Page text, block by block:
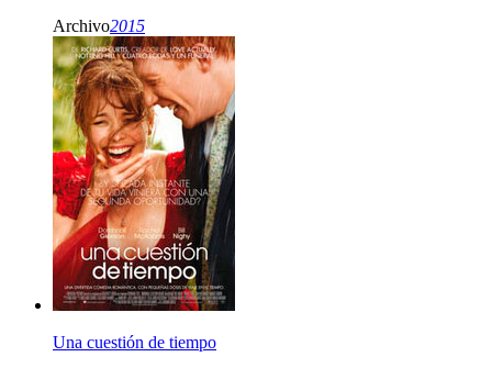
Archivo2015
Una cuestión de tiempo